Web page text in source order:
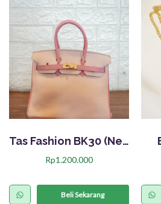
Tas Fashion BK30 (Nett)
Rp1.200.000
Beli Sekarang